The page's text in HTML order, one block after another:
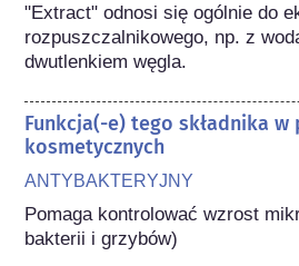
"Extract" odnosi się ogólnie do
rozpuszczalnikowego, np. z
dwutlenkiem węgla.
Funkcja(-e) tego składnika
kosmetycznych
ANTYBAKTERYJNY
Pomaga kontrolować wzrost
bakterii i grzybów)